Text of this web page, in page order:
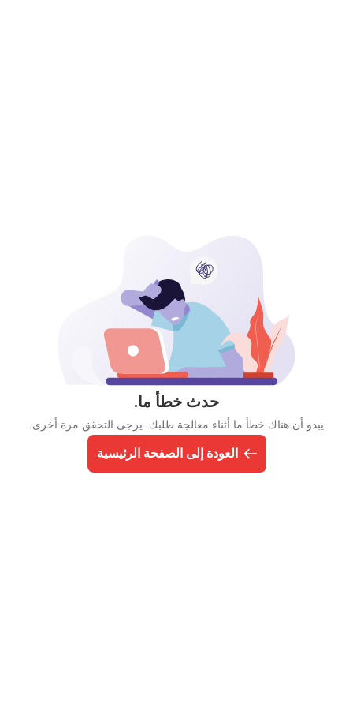
حدث خطأ ما.
يبدو أن هناك خطأ ما أثناء معالجة طلبك. يرجى التحقق مرة أخرى.
العودة إلى الصفحة الرئيسية